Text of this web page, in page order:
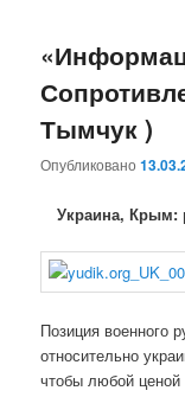
Тымчук )
Опубликовано
Украина, Крым:
Позиция военного
относительно
чтобы любой